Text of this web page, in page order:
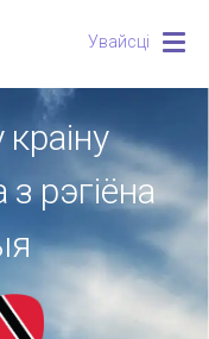
Увайсці
рэгіёна